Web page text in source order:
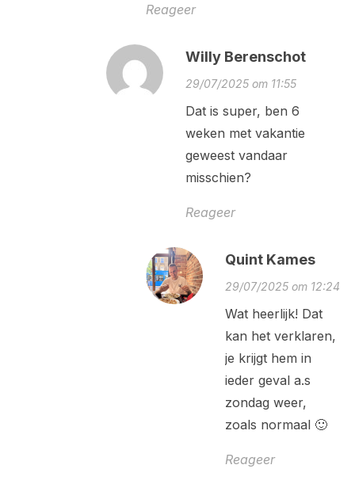
Reageer
Willy Berenschot
29/07/2025 om 11:55
Dat is super, ben 6
weken met vakantie
geweest vandaar
misschien?
Reageer
Quint Kames
29/07/2025 om 12:24
Wat heerlijk! Dat
kan het verklaren,
je krijgt hem in
ieder geval a.s
zondag weer,
zoals normaal 🙂
Reageer